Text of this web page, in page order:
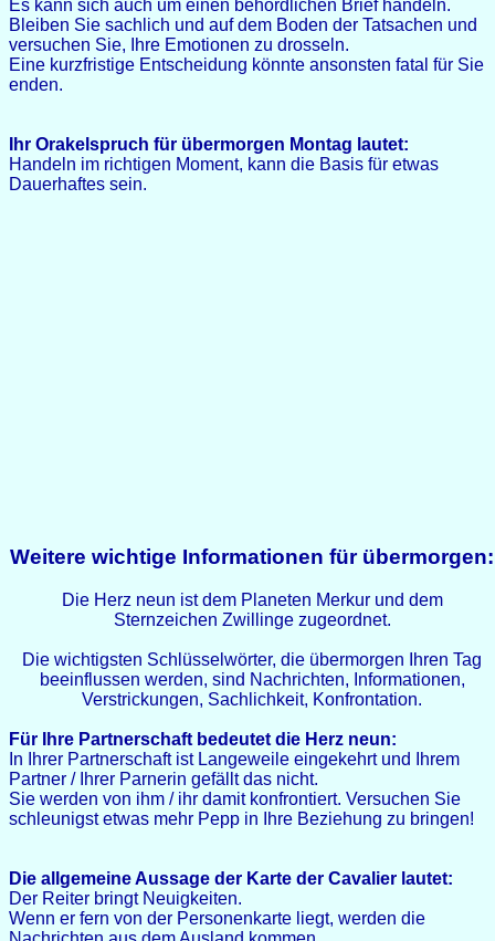
Es kann sich auch um einen behördlichen Brief handeln.
Bleiben Sie sachlich und auf dem Boden der Tatsachen und
versuchen Sie, Ihre Emotionen zu drosseln.
Eine kurzfristige Entscheidung könnte ansonsten fatal für Sie
enden.
Ihr Orakelspruch für übermorgen Montag lautet:
Handeln im richtigen Moment, kann die Basis für etwas
Dauerhaftes sein.
Weitere wichtige Informationen für übermorgen:
Die Herz neun ist dem Planeten Merkur und dem
Sternzeichen Zwillinge zugeordnet.
Die wichtigsten Schlüsselwörter, die übermorgen Ihren Tag
beeinflussen werden, sind Nachrichten, Informationen,
Verstrickungen, Sachlichkeit, Konfrontation.
Für Ihre Partnerschaft bedeutet die Herz neun:
In Ihrer Partnerschaft ist Langeweile eingekehrt und Ihrem
Partner / Ihrer Parnerin gefällt das nicht.
Sie werden von ihm / ihr damit konfrontiert. Versuchen Sie
schleunigst etwas mehr Pepp in Ihre Beziehung zu bringen!
Die allgemeine Aussage der Karte der Cavalier lautet:
Der Reiter bringt Neuigkeiten.
Wenn er fern von der Personenkarte liegt, werden die